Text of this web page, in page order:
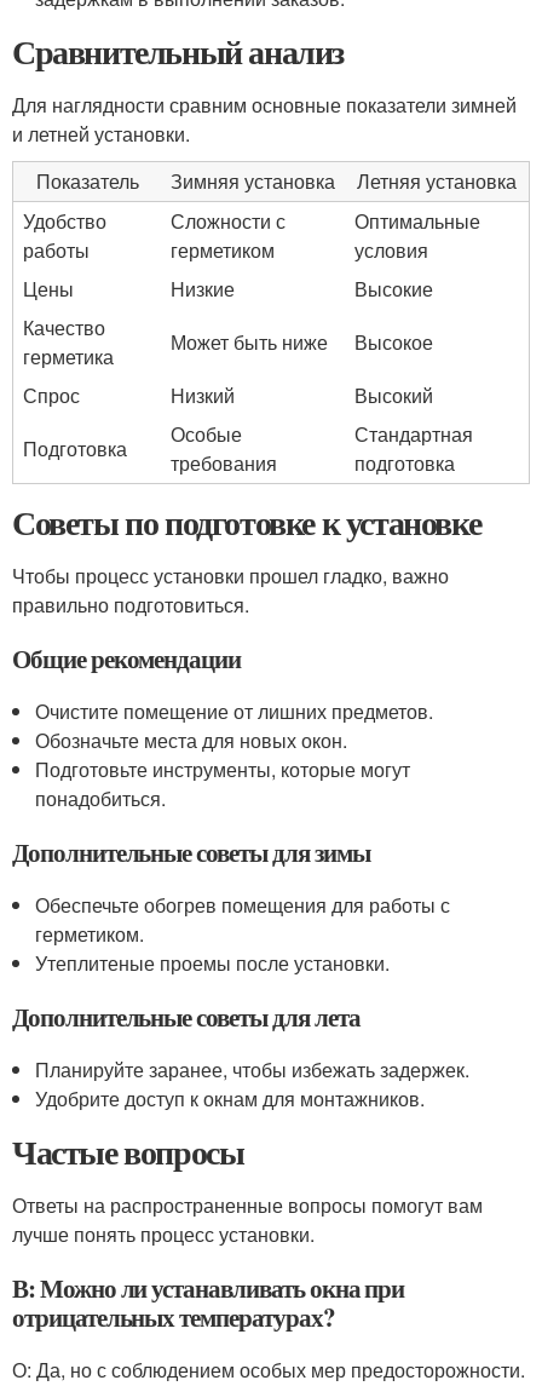
Сравнительный анализ
Для наглядности сравним основные показатели зимней
и летней установки.
Показатель
Зимняя установка
Летняя установка
Удобство
работы
Сложности с
герметиком
Оптимальные
условия
Цены
Низкие
Высокие
Качество
герметика
Может быть ниже
Высокое
Спрос
Низкий
Высокий
Подготовка
Особые
требования
Стандартная
подготовка
Советы по подготовке к установке
Чтобы процесс установки прошел гладко, важно
правильно подготовиться.
Общие рекомендации
Очистите помещение от лишних предметов.
Обозначьте места для новых окон.
Подготовьте инструменты, которые могут
понадобиться.
Дополнительные советы для зимы
Обеспечьте обогрев помещения для работы с
герметиком.
Утеплитеные проемы после установки.
Дополнительные советы для лета
Планируйте заранее, чтобы избежать задержек.
Удобрите доступ к окнам для монтажников.
Частые вопросы
Ответы на распространенные вопросы помогут вам
лучше понять процесс установки.
В: Можно ли устанавливать окна при
отрицательных температурах?
О: Да, но с соблюдением особых мер предосторожности.